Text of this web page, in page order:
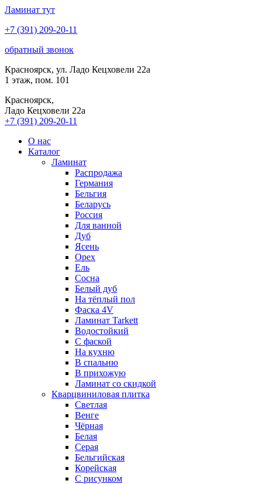
Ламинат тут
+7 (391) 209-20-11
обратный звонок
Красноярск, ул. Ладо Кецховели 22а
1 этаж, пом. 101
Красноярск,
Ладо Кецховели 22a
+7 (391) 209-20-11
О нас
Каталог
Ламинат
Распродажа
Германия
Бельгия
Беларусь
Россия
Для ванной
Дуб
Ясень
Орех
Ель
Сосна
Белый дуб
На тёплый пол
Фаска 4V
Ламинат Tarkett
Водостойкий
С фаской
На кухню
В спальню
В прихожую
Ламинат со скидкой
Кварцвиниловая плитка
Светлая
Венге
Чёрная
Белая
Серая
Бельгийская
Корейская
С рисунком